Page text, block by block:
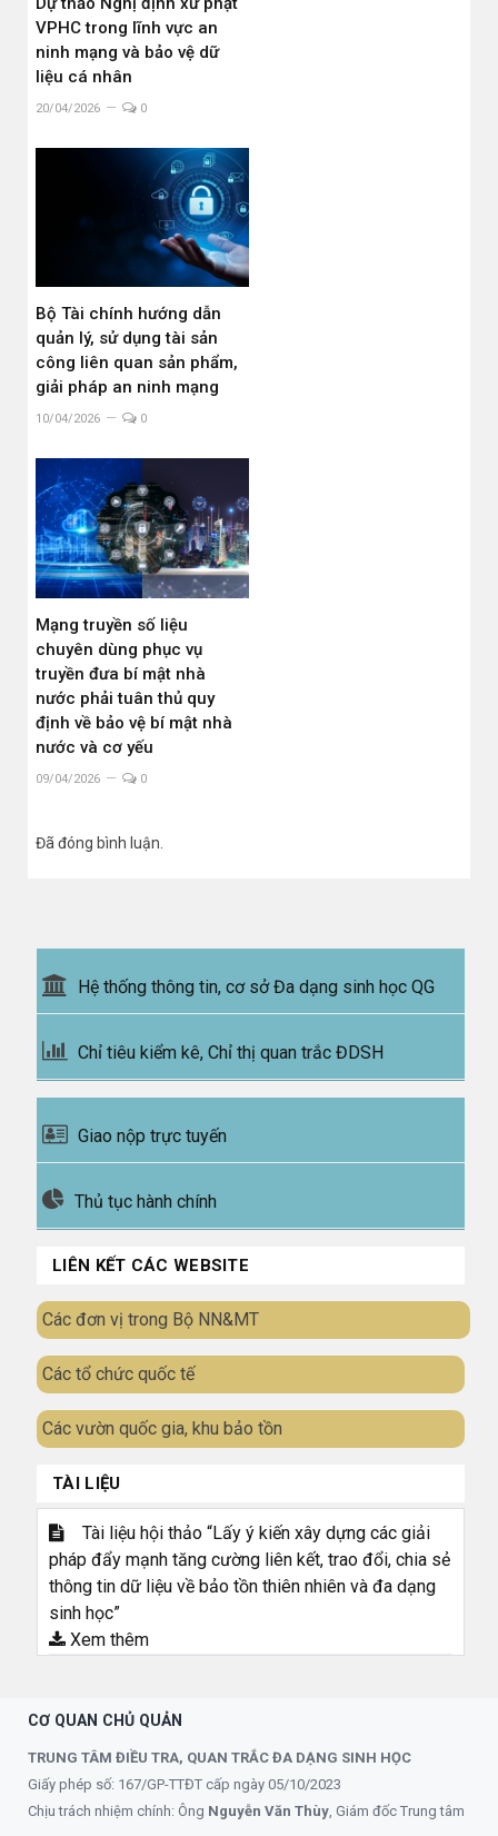
VPHC trong lĩnh vực an
ninh mạng và bảo vệ dữ
liệu cá nhân
20/04/2026 0
Bộ Tài chính hướng dẫn
quản lý, sử dụng tài sản
công liên quan sản phẩm,
giải pháp an ninh mạng
10/04/2026 0
Mạng truyền số liệu
chuyên dùng phục vụ
truyền đưa bí mật nhà
nước phải tuân thủ quy
định về bảo vệ bí mật nhà
nước và cơ yếu
09/04/2026 0
Đã đóng bình luận.
Hệ thống thông tin, cơ sở Đa dạng sinh học QG
Chỉ tiêu kiểm kê, Chỉ thị quan trắc ĐDSH
Giao nộp trực tuyến
Thủ tục hành chính
LIÊN KẾT CÁC WEBSITE
Các đơn vị trong Bộ NN&MT
Các tổ chức quốc tế
Các vườn quốc gia, khu bảo tồn
TÀI LIỆU
Tài liệu hội thảo “Lấy ý kiến xây dựng các giải
pháp đẩy mạnh tăng cường liên kết, trao đổi, chia sẻ
thông tin dữ liệu về bảo tồn thiên nhiên và đa dạng
sinh học”
Xem thêm
CƠ QUAN CHỦ QUẢN
TRUNG TÂM ĐIỀU TRA, QUAN TRẮC ĐA DẠNG SINH HỌC
Giấy phép số: 167/GP-TTĐT cấp ngày 05/10/2023
Chịu trách nhiệm chính: Ông Nguyễn Văn Thùy , Giám đốc Trung tâm